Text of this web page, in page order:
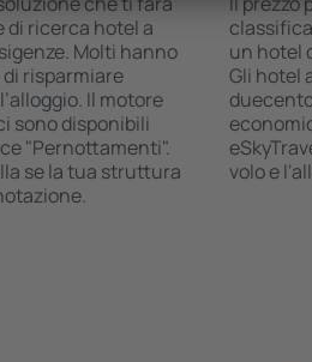
di ricerca hotel a
Molti hanno
risparmiare
Il motore
sono disponibili
"Pernottamenti".
se la tua struttura
un hotel
Gli hotel
volo e